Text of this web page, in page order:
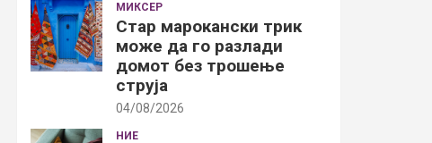
МИКСЕР
Стар марокански трик
може да го разлади
домот без трошење
струја
04/08/2026
НИЕ